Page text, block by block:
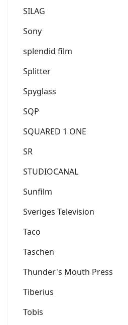
SILAG
Sony
splendid film
Splitter
Spyglass
SQP
SQUARED 1 ONE
SR
STUDIOCANAL
Sunfilm
Sveriges Television
Taco
Taschen
Thunder's Mouth Press
Tiberius
Tobis